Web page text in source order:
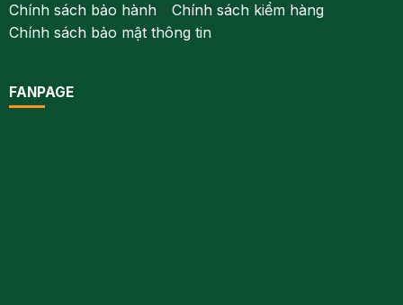
Chính sách bảo hành- Chính sách kiểm hàng
Chính sách bảo mật thông tin
FANPAGE